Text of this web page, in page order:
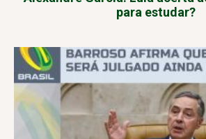
para estudar?